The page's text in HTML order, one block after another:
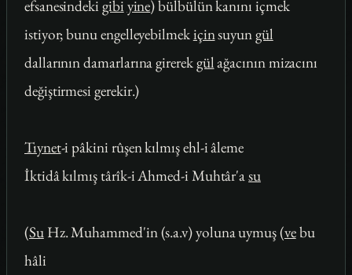
efsanesindeki gibi yine) bülbülün kanını içmek
istiyor; bunu engelleyebilmekiçinsuyungül
dallarının damarlarına girerekgülağacının mizacını
değiştirmesi gerekir.)
Tıynet-i pâkini rûşen kılmış ehl-i âleme
İktidâ kılmış târîk-i Ahmed-i Muhtâr'asu
(SuHz. Muhammed'in (s.a.v) yoluna uymuş (vebu
hâli